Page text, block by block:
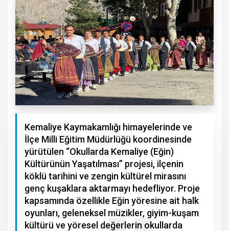
Kemaliye Kaymakamlığı himayelerinde ve
İlçe Milli Eğitim Müdürlüğü koordinesinde
yürütülen “Okullarda Kemaliye (Eğin)
Kültürünün Yaşatılması” projesi, ilçenin
köklü tarihini ve zengin kültürel mirasını
genç kuşaklara aktarmayı hedefliyor. Proje
kapsamında özellikle Eğin yöresine ait halk
oyunları, geleneksel müzikler, giyim-kuşam
kültürü ve yöresel değerlerin okullarda